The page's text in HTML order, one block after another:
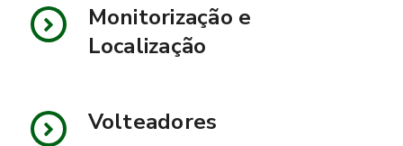
Monitorização e
Localização
Volteadores